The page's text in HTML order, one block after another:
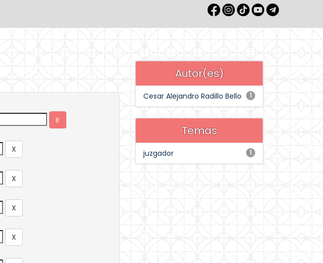
Autor(es)
1
Cesar Alejandro Radillo Bello
Temas
1
juzgador